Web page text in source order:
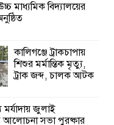
মাধ্যমিক বিদ্যালয়ের
কালিগঞ্জে ট্রাকচাপায়
শিশুর মর্মান্তিক মৃত্যু,
ট্রাক জব্দ, চালক আটক
মর্যাদায় জুলাই
আলোচনা সভা পুরষ্কার